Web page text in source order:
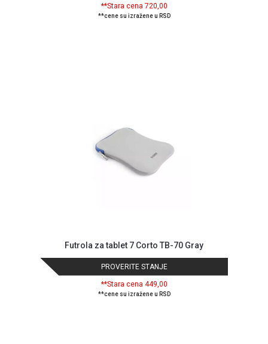
**Stara cena 720,00
**cene su izražene u RSD
Futrola za tablet 7 Corto TB-70 Gray
PROVERITE STANJE
**Stara cena 449,00
**cene su izražene u RSD